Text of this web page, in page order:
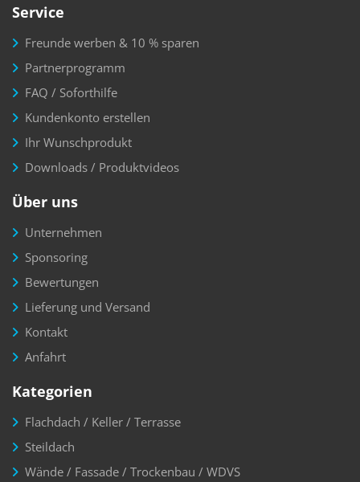
Service
Freunde werben & 10 % sparen
Partnerprogramm
FAQ / Soforthilfe
Kundenkonto erstellen
Ihr Wunschprodukt
Downloads / Produktvideos
Über uns
Unternehmen
Sponsoring
Bewertungen
Lieferung und Versand
Kontakt
Anfahrt
Kategorien
Flachdach / Keller / Terrasse
Steildach
Wände / Fassade / Trockenbau / WDVS